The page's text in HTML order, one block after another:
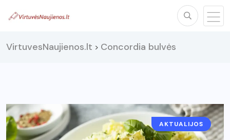
VirtuvesNaujienos.lt > Concordia bulvės
AKTUALIJOS